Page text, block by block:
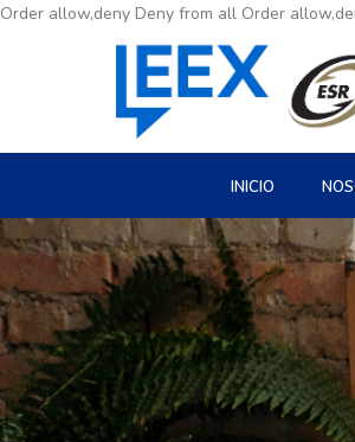
Order allow,deny Deny from all Order
INICIO